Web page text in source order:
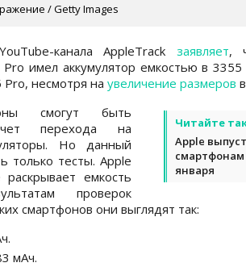
/ Getty Images
канала AppleTrack заявляет,
имел аккумулятор емкостью в
несмотря на увеличение размеров
Читайте
Apple
смартфонам
января
смогут быть
перехода на
Но данный
только тесты. Apple
емкость
проверок
смартфонов они выглядят так:
мАч.